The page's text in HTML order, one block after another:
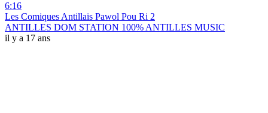
6:16
Les Comiques Antillais Pawol Pou Ri 2
ANTILLES DOM STATION 100% ANTILLES MUSIC
il y a 17 ans